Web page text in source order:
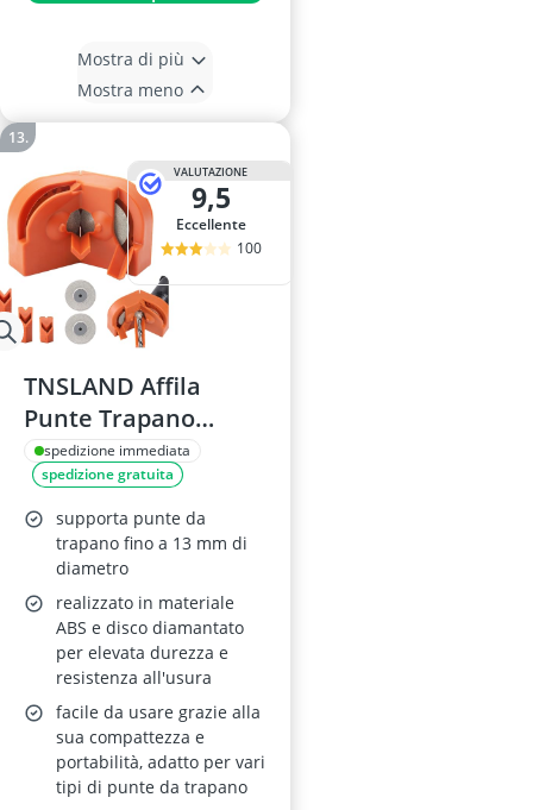
Mostra di più
Mostra meno
VALUTAZIONE
9,5
Eccellente
100
TNSLAND Affila
Punte Trapano
Multiuso con 2
Dischi Diamantati
spedizione immediata
spedizione gratuita
supporta punte da
trapano fino a 13 mm di
diametro
realizzato in materiale
ABS e disco diamantato
per elevata durezza e
resistenza all'usura
facile da usare grazie alla
sua compattezza e
portabilità, adatto per vari
tipi di punte da trapano